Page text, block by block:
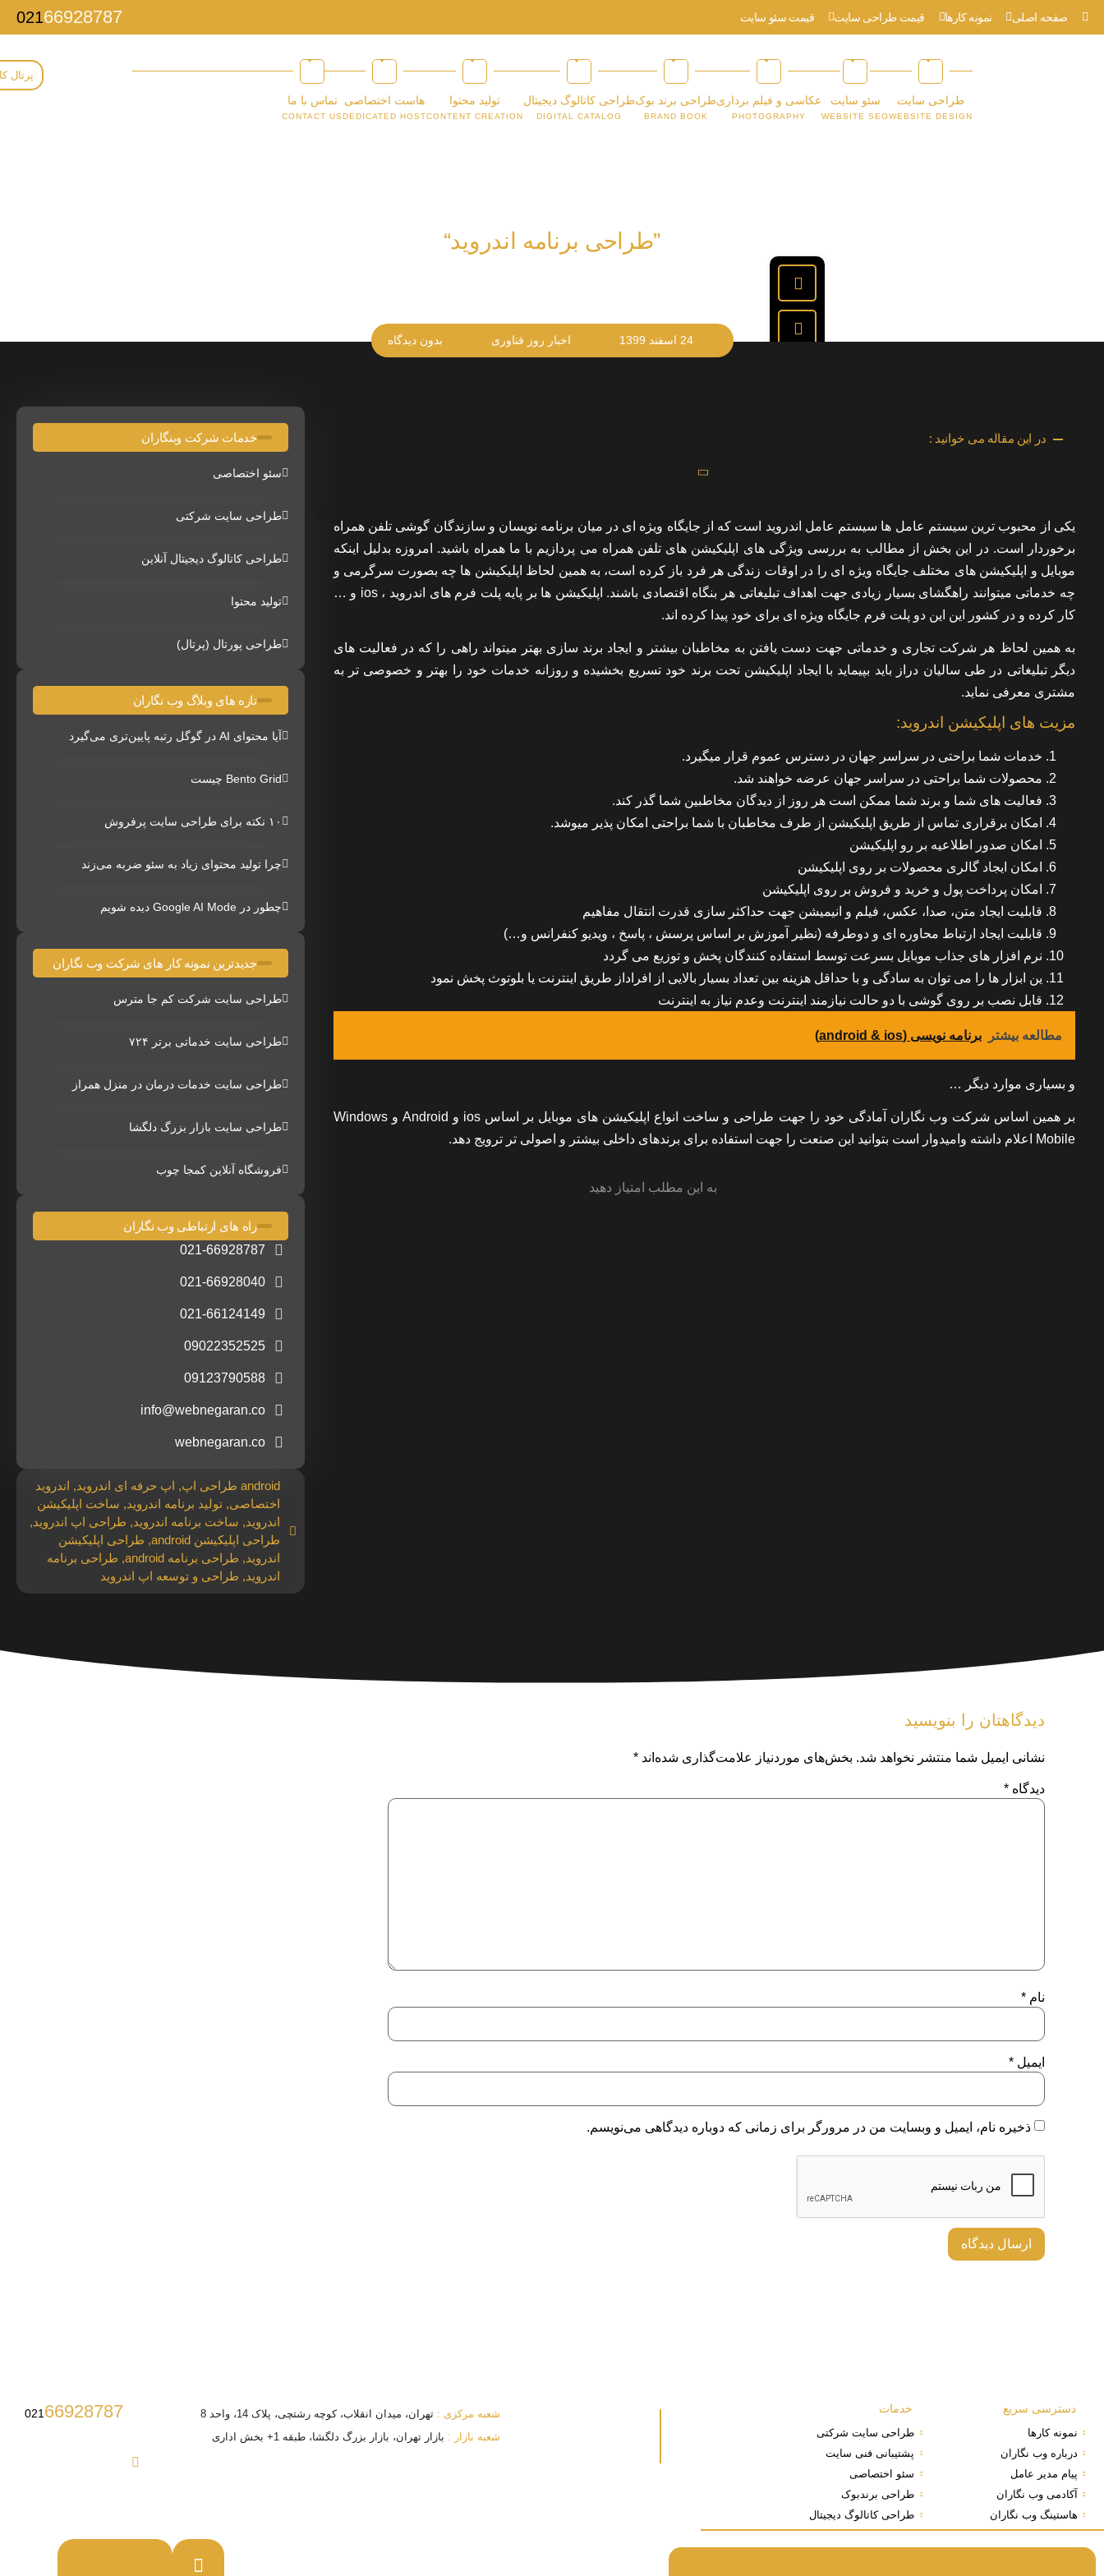
صفحه اصلی نمونه کارها قیمت طراحی سایت قیمت سئو سایت 02166928787
طراحی سایت
WEBSITE DESIGN
سئو سایت
WEBSITE SEO
عکاسی و فیلم برداری
PHOTOGRAPHY
طراحی برند بوک
BRAND BOOK
طراحی کاتالوگ دیجیتال
DIGITAL CATALOG
تولید محتوا
CONTENT CREATION
هاست اختصاصی
DEDICATED HOST
تماس با ما
CONTACT US
پرتال
”طراحی برنامه اندروید“
24 اسفند 1399 اخبار روز فناوری بدون دیدگاه
در این مقاله می خوانید :
یکی از محبوب ترین سیستم عامل ها سیستم عامل اندروید است که از جایگاه ویژه ای در میان برنامه نویسان و سازندگان گوشی تلفن همراه
برخوردار است. در این بخش از مطالب به بررسی ویژگی های اپلیکیشن های تلفن همراه می پردازیم با ما همراه باشید. امروزه بدلیل اینکه
موبایل و اپلیکیشن های مختلف جایگاه ویژه ای را در اوقات زندگی هر فرد باز کرده است، به همین لحاظ اپلیکیشن ها چه بصورت سرگرمی و
چه خدماتی میتوانند راهگشای بسیار زیادی جهت اهداف تبلیغاتی هر بنگاه اقتصادی باشند. اپلیکیشن ها بر پایه پلت فرم های اندروید ، ios و …
کار کرده و در کشور این این دو پلت فرم جایگاه ویژه ای برای خود پیدا کرده اند.
به همین لحاظ هر شرکت تجاری و خدماتی جهت دست یافتن به مخاطبان بیشتر و ایجاد برند سازی بهتر میتواند راهی را که در فعالیت های
دیگر تبلیغاتی در طی سالیان دراز باید بپیماید با ایجاد اپلیکیشن تحت برند خود تسریع بخشیده و روزانه خدمات خود را بهتر و خصوصی تر به
مشتری معرفی نماید.
مزیت های اپلیکیشن اندروید:
خدمات شما براحتی در سراسر جهان در دسترس عموم قرار میگیرد.
محصولات شما براحتی در سراسر جهان عرضه خواهند شد.
فعالیت های شما و برند شما ممکن است هر روز از دیدگان مخاطبین شما گذر کند.
امکان برقراری تماس از طریق اپلیکیشن از طرف مخاطبان با شما براحتی امکان پذیر میوشد.
امکان صدور اطلاعیه بر رو اپلیکیشن
امکان ایجاد گالری محصولات بر روی اپلیکیشن
امکان پرداخت پول و خرید و فروش بر روی اپلیکیشن
قابلیت ایجاد متن، صدا، عکس، فیلم و انیمیشن جهت حداکثر سازی قدرت انتقال مفاهیم
قابلیت ایجاد ارتباط محاوره ای و دوطرفه (نظیر آموزش بر اساس پرسش ، پاسخ ، ویدیو کنفرانس و…)
نرم افزار های جذاب موبایل بسرعت توسط استفاده کنندگان پخش و توزیع می گردد
ین ابزار ها را می توان به سادگی و با حداقل هزینه بین تعداد بسیار بالایی از افراداز طریق اینترنت یا بلوتوث پخش نمود
قابل نصب بر روی گوشی با دو حالت نیازمند اینترنت وعدم نیاز به اینترنت
مطالعه بیشتر برنامه نویسی (android & ios)
و بسیاری موارد دیگر …
بر همین اساس شرکت وب نگاران آمادگی خود را جهت طراحی و ساخت انواع اپلیکیشن های موبایل بر اساس ios و Android و Windows
Mobile اعلام داشته وامیدوار است بتوانید این صنعت را جهت استفاده برای برندهای داخلی بیشتر و اصولی تر ترویج دهد.
به این مطلب امتیاز دهید
خدمات شرکت وبنگاران
سئو اختصاصی
طراحی سایت شرکتی
طراحی کاتالوگ دیجیتال آنلاین
تولید محتوا
طراحی پورتال (پرتال)
تازه های وبلاگ وب نگاران
آیا محتوای AI در گوگل رتبه پایین‌تری می‌گیرد
Bento Grid چیست
۱۰ نکته برای طراحی سایت پرفروش
چرا تولید محتوای زیاد به سئو ضربه می‌زند
چطور در Google AI Mode دیده شویم
جدیدترین نمونه کار های شرکت وب نگاران
طراحی سایت شرکت کم جا مترس
طراحی سایت خدماتی برتر ۷۲۴
طراحی سایت خدمات درمان در منزل همراز
طراحی سایت بازار بزرگ دلگشا
فروشگاه آنلاین کمجا چوب
راه های ارتباطی وب نگاران
021-66928787
021-66928040
021-66124149
09022352525
09123790588
info@webnegaran.co
webnegaran.co
android طراحی اپ , اپ حرفه ای اندروید, اندروید
اختصاصی,تولید برنامه اندروید, ساخت اپلیکیشن
اندروید, ساخت برنامه اندروید, طراحی اپ اندروید,
طراحی اپلیکیشن android
, طراحی اپلیکیشن
اندروید, طراحی برنامه android , طراحی برنامه
اندروید, طراحی و توسعه اپ اندروید
دیدگاهتان را بنویسید
نشانی ایمیل شما منتشر نخواهد شد. بخش‌های موردنیاز علامت‌گذاری شده‌اند *
دیدگاه *
نام *
ایمیل *
ذخیره نام، ایمیل و وبسایت من در مرورگر برای زمانی که دوباره دیدگاهی می‌نویسم.
دسترسی سریع
نمونه کارها
درباره وب نگاران
پیام مدیر عامل
آکادمی وب نگاران
هاستینگ وب نگاران
خدمات
طراحی سایت شرکتی
پشتیبانی فنی سایت
سئو اختصاصی
طراحی برندبوک
طراحی کاتالوگ دیجیتال
شعبه مرکزی : تهران، میدان انقلاب، کوچه رشتچی، پلاک 14، واحد 8
شعبه بازار : بازار تهران، بازار بزرگ دلگشا، طبقه 1+ بخش اداری
021 66928787